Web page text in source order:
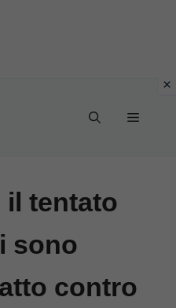
Menu
il tentato
sono
contro